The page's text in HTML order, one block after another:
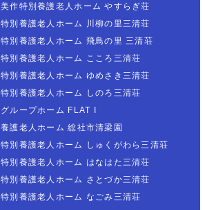
美作特別養護老人ホーム やすらぎ荘
特別養護老人ホーム 川柳の里三清荘
特別養護老人ホーム 飛鳥の里 三清荘
特別養護老人ホーム こころ三清荘
特別養護老人ホーム ゆめさき三清荘
特別養護老人ホーム しのろ三清荘
グループホーム FLAT I
養護老人ホーム 総社市清梁園
特別養護老人ホーム しゅくがわら三清荘
特別養護老人ホーム はなはた三清荘
特別養護老人ホーム さとづか三清荘
特別養護老人ホーム なごみ三清荘